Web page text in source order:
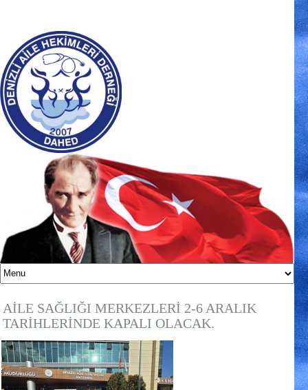
AİLE SAĞLIĞI MERKEZLERİ 2-6 ARALIK
TARİHLERİNDE KAPALI OLACAK.